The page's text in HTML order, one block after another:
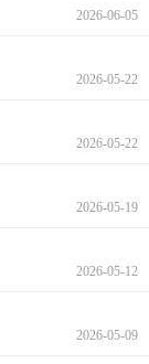
2026-06-05
2026-05-22
2026-05-22
2026-05-19
2026-05-12
2026-05-09